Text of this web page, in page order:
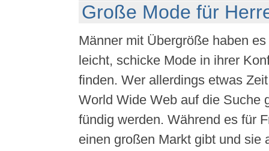
Große Mode für
Männer mit Übergröße haben
leicht, schicke Mode in ihrer
finden. Wer allerdings etwas
World Wide Web auf die Suche
fündig werden. Während es für
einen großen Markt gibt und sie